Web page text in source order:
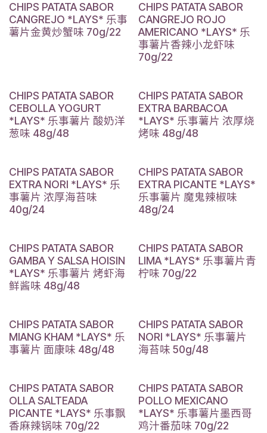
CHIPS PATATA SABOR
CANGREJO *LAYS* 乐事
薯片金黄炒蟹味 70g/22
CHIPS PATATA SABOR
CANGREJO ROJO
AMERICANO *LAYS* 乐
事薯片香辣小龙虾味
70g/22
CHIPS PATATA SABOR
CEBOLLA YOGURT
*LAYS* 乐事薯片 酸奶洋
葱味 48g/48
CHIPS PATATA SABOR
EXTRA BARBACOA
*LAYS* 乐事薯片 浓厚烧
烤味 48g/48
CHIPS PATATA SABOR
EXTRA NORI *LAYS* 乐
事薯片 浓厚海苔味
40g/24
CHIPS PATATA SABOR
EXTRA PICANTE *LAYS*
乐事薯片 魔鬼辣椒味
48g/24
CHIPS PATATA SABOR
GAMBA Y SALSA HOISIN
*LAYS* 乐事薯片 烤虾海
鲜酱味 48g/48
CHIPS PATATA SABOR
LIMA *LAYS* 乐事薯片青
柠味 70g/22
CHIPS PATATA SABOR
MIANG KHAM *LAYS* 乐
事薯片 面康味 48g/48
CHIPS PATATA SABOR
NORI *LAYS* 乐事薯片
海苔味 50g/48
CHIPS PATATA SABOR
OLLA SALTEADA
PICANTE *LAYS* 乐事飘
香麻辣锅味 70g/22
CHIPS PATATA SABOR
POLLO MEXICANO
*LAYS* 乐事薯片墨西哥
鸡汁番茄味 70g/22